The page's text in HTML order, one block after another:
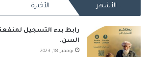
الأشهر الأخيرة
رابط بدء التسجيل
السن.
نوفمبر 18, 2023